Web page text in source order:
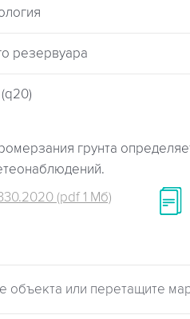
резервуара
грунта
(pdf 1 Мб)